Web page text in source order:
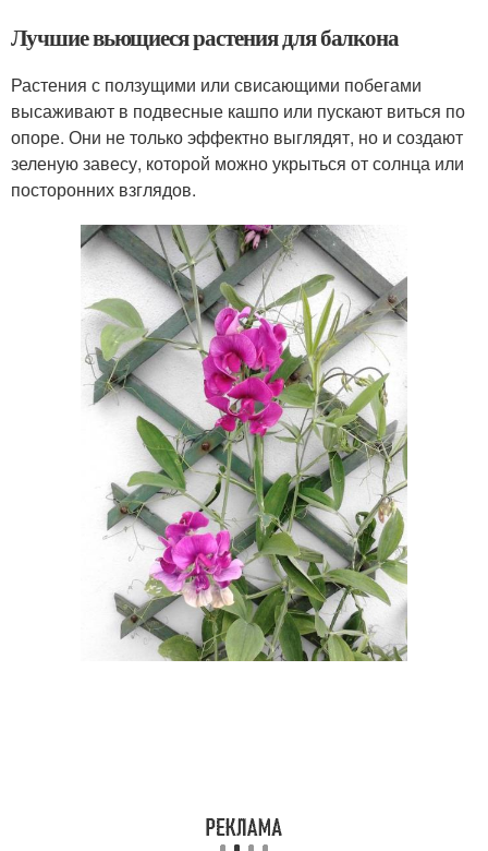
Лучшие вьющиеся растения для балкона
Растения с ползущими или свисающими побегами
высаживают в подвесные кашпо или пускают виться по
опоре. Они не только эффектно выглядят, но и создают
зеленую завесу, которой можно укрыться от солнца или
посторонних взглядов.